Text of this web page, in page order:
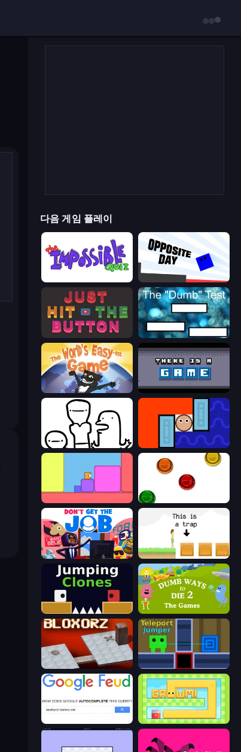
다음 게임 플레이
Opposite Day
Just Hit the Button The Dumb Test
There Is No Game
I Don't Even Know Lava and Aqua
The Idiot Test
Don't Get the Job The Unfair Platformer
Jumping Clones Dumb Ways to Die 2
Bloxorz Teleport Jumper
Growmi